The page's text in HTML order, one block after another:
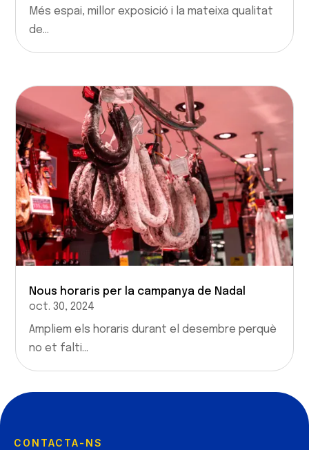
Més espai, millor exposició i la mateixa qualitat
de...
Nous horaris per la campanya de Nadal
oct. 30, 2024
Ampliem els horaris durant el desembre perquè
no et falti...
CONTACTA-NS